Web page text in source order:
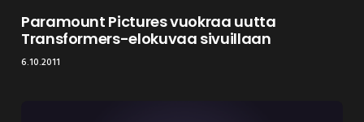
Paramount Pictures vuokraa uutta
Transformers-elokuvaa sivuillaan
6.10.2011